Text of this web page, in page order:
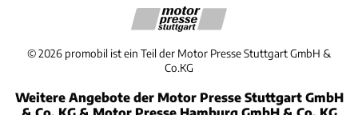
©2026 promobil ist ein Teil der Motor Presse Stuttgart GmbH &
Co.KG
Weitere Angebote der Motor Presse Stuttgart GmbH